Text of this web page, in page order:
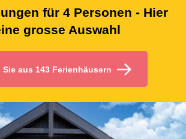
für 4 Personen - Hier
grosse Auswahl
Sie aus 143 Ferienhäusern